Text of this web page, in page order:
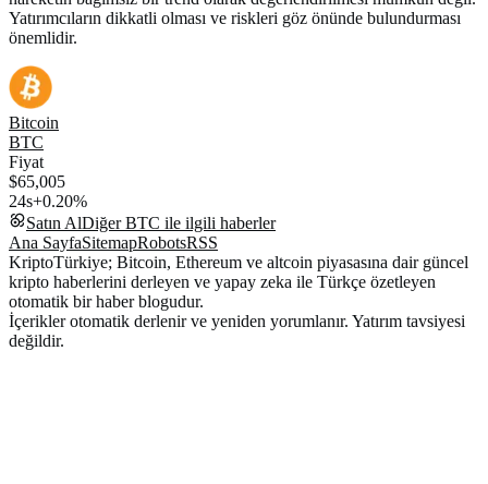
Yatırımcıların dikkatli olması ve riskleri göz önünde bulundurması
önemlidir.
Bitcoin
BTC
Fiyat
$65,005
24s+0.20%
Satın AlDiğerBTC ile ilgili haberler
Ana SayfaSitemapRobotsRSS
KriptoTürkiye; Bitcoin, Ethereum ve altcoin piyasasına dair güncel
kripto haberlerini derleyen ve yapay zeka ile Türkçe özetleyen
otomatik bir haber blogudur.
İçerikler otomatik derlenir ve yeniden yorumlanır. Yatırım tavsiyesi
değildir.